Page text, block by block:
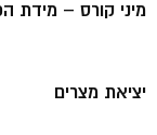
מיני קורס –
יציאת מצרים